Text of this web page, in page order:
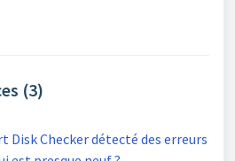
(3)
Disk Checker détecté des erreurs